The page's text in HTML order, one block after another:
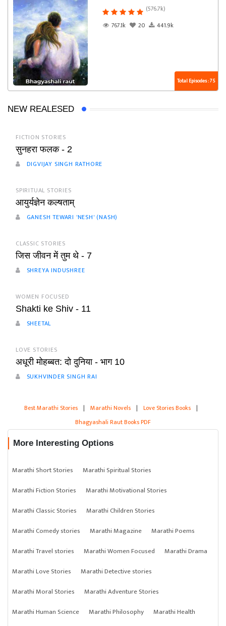
(576.7k)
767.1k
20 441.9k
Total Episodes : 75
NEW REALESED
FICTION STORIES
सुनहरा फलक - 2
DIGVIJAY SINGH RATHORE
SPIRITUAL STORIES
आयुर्यज्ञेन कल्षताम्
GANESH TEWARI 'NESH' (NASH)
CLASSIC STORIES
जिस जीवन में तुम थे - 7
SHREYA INDUSHREE
WOMEN FOCUSED
Shakti ke Shiv - 11
SHEETAL
LOVE STORIES
अधूरी मोहब्बत: दो दुनिया - भाग 10
SUKHVINDER SINGH RAI
Best Marathi Stories | Marathi Novels | Love Stories Books |
Bhagyashali Raut Books PDF
More Interesting Options
Marathi Short Stories
Marathi Spiritual Stories
Marathi Fiction Stories
Marathi Motivational Stories
Marathi Classic Stories
Marathi Children Stories
Marathi Comedy stories
Marathi Magazine
Marathi Poems
Marathi Travel stories
Marathi Women Focused
Marathi Drama
Marathi Love Stories
Marathi Detective stories
Marathi Moral Stories
Marathi Adventure Stories
Marathi Human Science
Marathi Philosophy
Marathi Health